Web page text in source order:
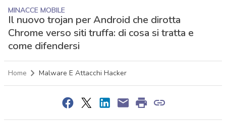
MINACCE MOBILE
Il nuovo trojan per Android che dirotta
Chrome verso siti truffa: di cosa si tratta e
come difendersi
Home Malware E Attacchi Hacker